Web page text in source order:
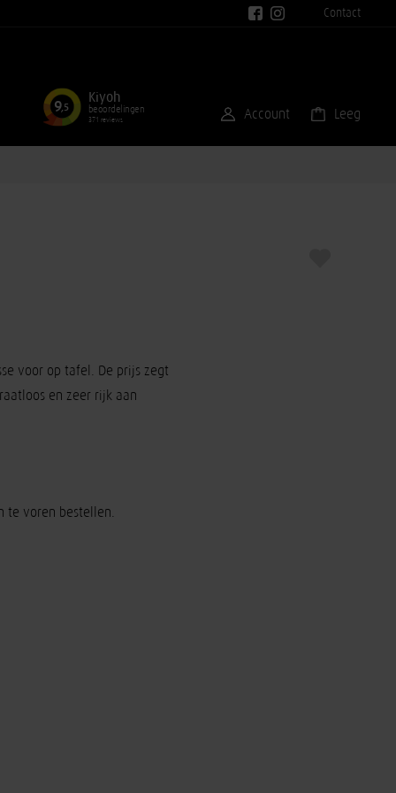
Contact
9,5
Kiyoh
beoordelingen
371 reviews Account Leeg
voor op tafel. De prijs zegt
en zeer rijk aan
te voren bestellen.